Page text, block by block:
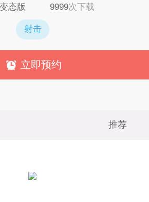
变态版 9999次下载
射击
立即预约
推荐